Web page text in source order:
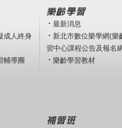
成人終身
輔導團
樂齡學習
最新消息
新北市數位樂學網(樂
習中心課程公告及報名
樂齡學習教材
補習班